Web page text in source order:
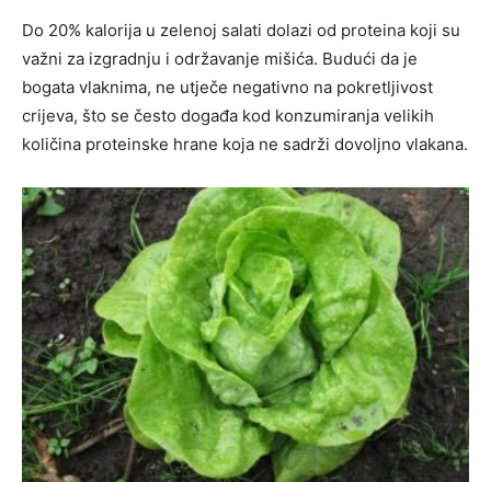
Do 20% kalorija u zelenoj salati dolazi od proteina koji su
važni za izgradnju i održavanje mišića. Budući da je
bogata vlaknima, ne utječe negativno na pokretljivost
crijeva, što se često događa kod konzumiranja velikih
količina proteinske hrane koja ne sadrži dovoljno vlakana.